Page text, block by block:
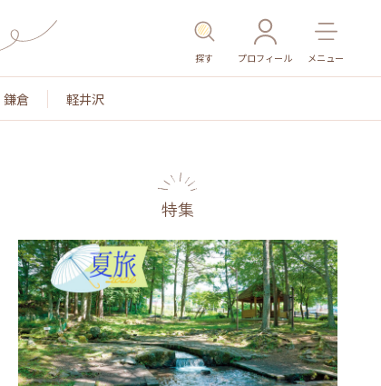
探す プロフィール メニュー
鎌倉 軽井沢
名所・旧跡 温泉・スパ その他施設 ごはん
特集